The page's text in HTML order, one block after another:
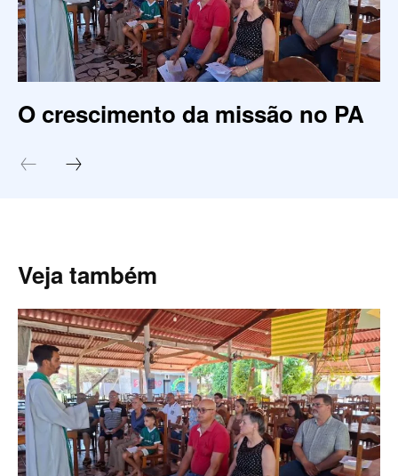
O crescimento da missão no PA
Veja também